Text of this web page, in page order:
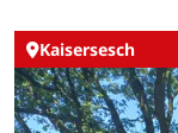
Kaisersesch